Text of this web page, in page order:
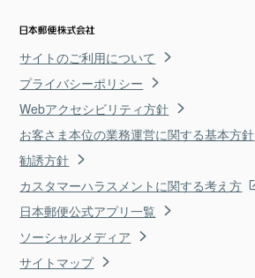
サイトのご利用について
プライバシーポリシー
Webアクセシビリティ方針
お客さま本位の業務運営に関する基本方針
勧誘方針
カスタマーハラスメントに関する考え方
日本郵便公式アプリ一覧
ソーシャルメディア
サイトマップ